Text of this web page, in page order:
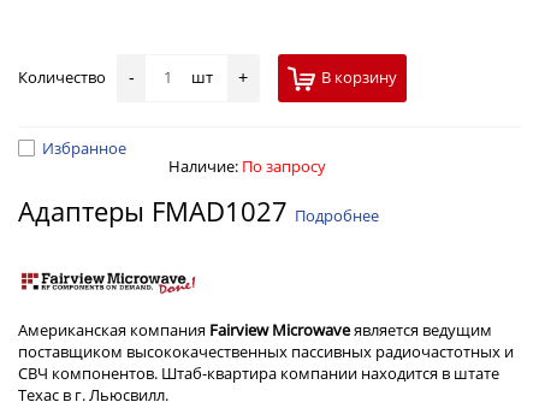
Количество - шт + В корзину
Избранное
Наличие: По запросу
Адаптеры FMAD1027 Подробнее
Американская компания Fairview Microwaveявляется ведущим
поставщиком высококачественных пассивных радиочастотных и
СВЧ компонентов. Штаб-квартира компании находится в штате
Техас в г. Льюсвилл.